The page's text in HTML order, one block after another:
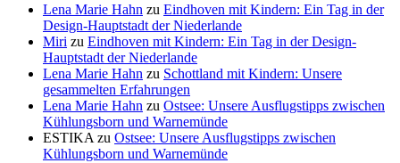
Lena Marie Hahn zu Eindhoven mit Kindern: Ein Tag in der
Design-Hauptstadt der Niederlande
Miri zu Eindhoven mit Kindern: Ein Tag in der Design-
Hauptstadt der Niederlande
Lena Marie Hahn zu Schottland mit Kindern: Unsere
gesammelten Erfahrungen
Lena Marie Hahn zu Ostsee: Unsere Ausflugstipps zwischen
Kühlungsborn und Warnemünde
ESTIKA zu Ostsee: Unsere Ausflugstipps zwischen
Kühlungsborn und Warnemünde